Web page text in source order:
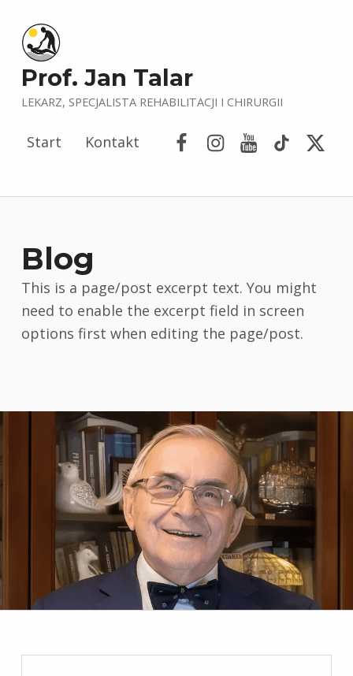
Prof. Jan Talar
LEKARZ, SPECJALISTA REHABILITACJI I CHIRURGII
Start Kontakt
Blog
This is a page/post excerpt text. You might
need to enable the excerpt field in screen
options first when editing the page/post.